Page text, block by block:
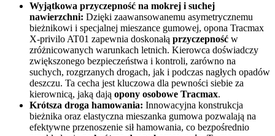
Wyjątkowa przyczepność na mokrej i suchej
nawierzchni: Dzięki zaawansowanemu asymetrycznemu
bieżnikowi i specjalnej mieszance gumowej, opona Tracmax
X-privilo AT01 zapewnia doskonałą przyczepność w
zróżnicowanych warunkach letnich. Kierowca doświadczy
zwiększonego bezpieczeństwa i kontroli, zarówno na
suchych, rozgrzanych drogach, jak i podczas nagłych opadów
deszczu. Ta cecha jest kluczowa dla pewności siebie za
kierownicą, jaką dają opony osobowe Tracmax.
Krótsza droga hamowania: Innowacyjna konstrukcja
bieżnika oraz elastyczna mieszanka gumowa pozwalają na
efektywne przenoszenie sił hamowania, co bezpośrednio